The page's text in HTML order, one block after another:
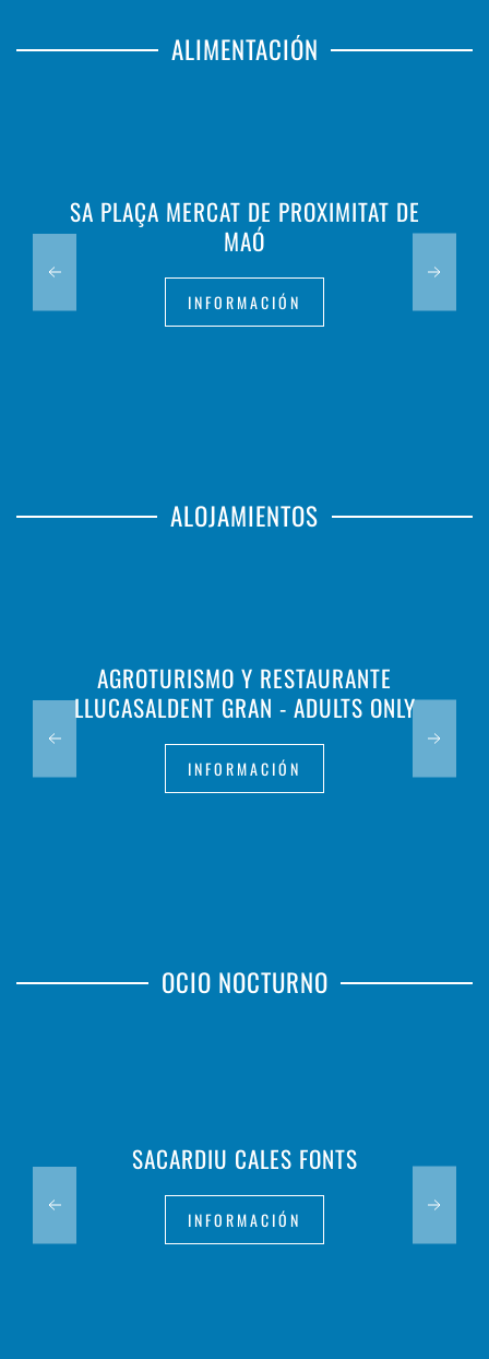
ALIMENTACIÓN
SA PLAÇA MERCAT DE PROXIMITAT DE
MAÓ
INFORMACIÓN
ALOJAMIENTOS
AGROTURISMO Y RESTAURANTE
LLUCASALDENT GRAN - ADULTS ONLY
INFORMACIÓN
OCIO NOCTURNO
SACARDIU CALES FONTS
INFORMACIÓN